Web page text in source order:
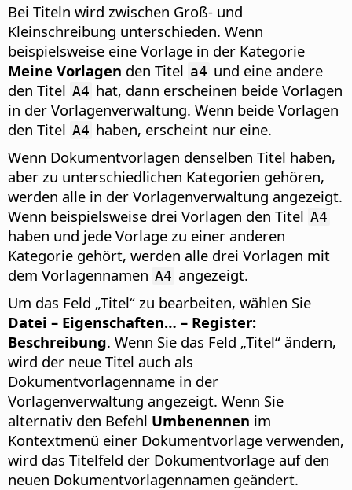
Bei Titeln wird zwischen Groß- und
Kleinschreibung unterschieden. Wenn
beispielsweise eine Vorlage in der Kategorie
Meine Vorlagen den Titel a4 und eine andere
den Titel A4 hat, dann erscheinen beide Vorlagen
in der Vorlagenverwaltung. Wenn beide Vorlagen
den Titel A4 haben, erscheint nur eine.
Wenn Dokumentvorlagen denselben Titel haben,
aber zu unterschiedlichen Kategorien gehören,
werden alle in der Vorlagenverwaltung angezeigt.
Wenn beispielsweise drei Vorlagen den Titel A4
haben und jede Vorlage zu einer anderen
Kategorie gehört, werden alle drei Vorlagen mit
dem Vorlagennamen A4 angezeigt.
Um das Feld „Titel“ zu bearbeiten, wählen Sie
Datei – Eigenschaften… – Register:
Beschreibung. Wenn Sie das Feld „Titel“ ändern,
wird der neue Titel auch als
Dokumentvorlagenname in der
Vorlagenverwaltung angezeigt. Wenn Sie
alternativ den Befehl Umbenennen im
Kontextmenü einer Dokumentvorlage verwenden,
wird das Titelfeld der Dokumentvorlage auf den
neuen Dokumentvorlagennamen geändert.